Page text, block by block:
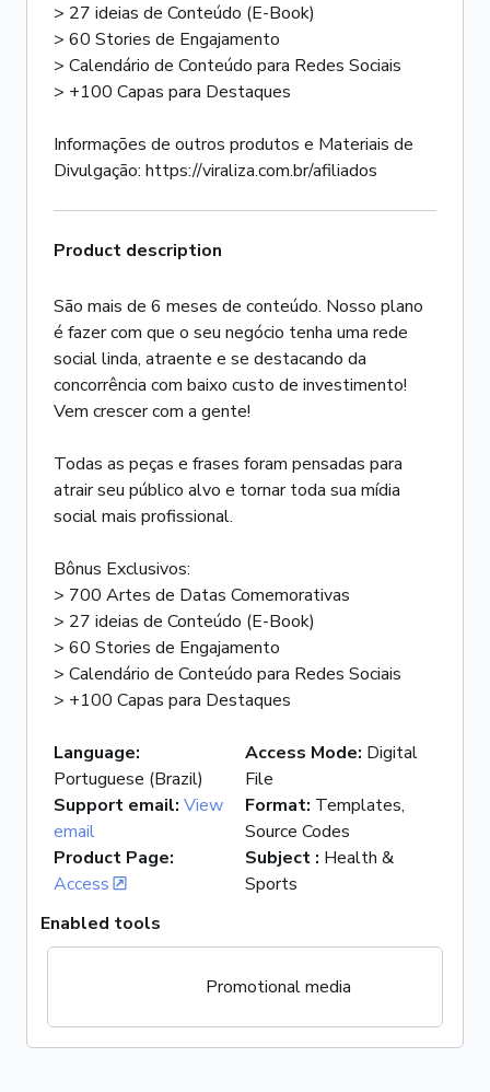
> 27 ideias de Conteúdo (E-Book)
> 60 Stories de Engajamento
> Calendário de Conteúdo para Redes Sociais
> +100 Capas para Destaques
Informações de outros produtos e Materiais de
Divulgação: https://viraliza.com.br/afiliados
Product description
São mais de 6 meses de conteúdo. Nosso plano
é fazer com que o seu negócio tenha uma rede
social linda, atraente e se destacando da
concorrência com baixo custo de investimento!
Vem crescer com a gente!
Todas as peças e frases foram pensadas para
atrair seu público alvo e tornar toda sua mídia
social mais profissional.
Bônus Exclusivos:
> 700 Artes de Datas Comemorativas
> 27 ideias de Conteúdo (E-Book)
> 60 Stories de Engajamento
> Calendário de Conteúdo para Redes Sociais
> +100 Capas para Destaques
Language:
Portuguese (Brazil)
Support email: View
email
Product Page:
Access
Access Mode: Digital
File
Format: Templates,
Source Codes
Subject : Health &
Sports
Enabled tools
Promotional media